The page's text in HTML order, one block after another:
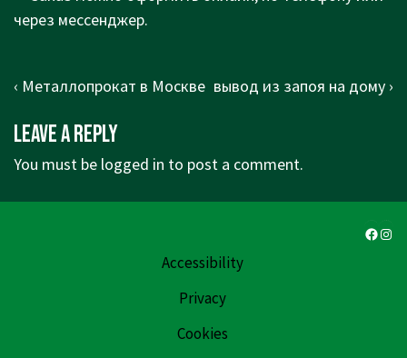
через мессенджер.
Post
Previous
is
‹ Металлопрокат в Москве Next
вывод из запоя на дому ›
Leave a Reply
You must be logged in to post a comment.
Accessibility
Privacy
Cookies